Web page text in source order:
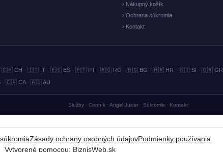
› Nákupný košík
› Ochrana súkromia
› Kontakt
🇨🇭 CH · 🇮🇹 IT · 🇪🇸 ES · 🇵🇹 PT · 🇷🇴 RO · 🇧🇬 BG · 🇭🇷 HR · 🇸🇮 SI · 🇬🇷 GR
· 🇨🇦 CA · 🇦🇺 AU
Služby ·Cenník ·Angel Juicer ·Súkromie · Kontakt
Zásady ochrany osobných údajovPodmienky používania
Vytvorené pomocou: BiznisWeb.sk